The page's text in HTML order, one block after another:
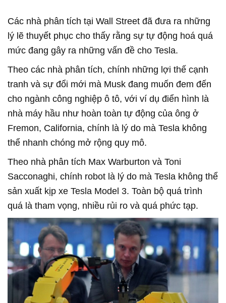
Các nhà phân tích tại Wall Street đã đưa ra những
lý lẽ thuyết phục cho thấy rằng sự tự động hoá quá
mức đang gây ra những vấn đề cho Tesla.
Theo các nhà phân tích, chính những lợi thế cạnh
tranh và sự đổi mới mà Musk đang muốn đem đến
cho ngành công nghiệp ô tô, với ví dụ điển hình là
nhà máy hầu như hoàn toàn tự động của ông ở
Fremon, California, chính là lý do mà Tesla không
thể nhanh chóng mở rộng quy mô.
Theo nhà phân tích Max Warburton và Toni
Sacconaghi, chính robot là lý do mà Tesla không thể
sản xuất kịp xe Tesla Model 3. Toàn bộ quá trình
quá là tham vọng, nhiều rủi ro và quá phức tạp.